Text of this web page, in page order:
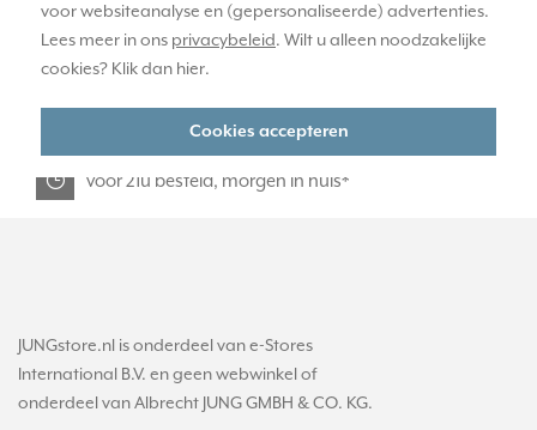
voor websiteanalyse en (gepersonaliseerde) advertenties.
Lees meer in ons privacybeleid. Wilt u alleen noodzakelijke
cookies? Klik dan hier.
Cookies accepteren
365 dagen retourrecht
veilig kopen met kopersbescherming
voor 21u besteld, morgen in huis*
JUNGstore.nl is onderdeel van e-Stores
International B.V. en geen webwinkel of
onderdeel van Albrecht JUNG GMBH & CO. KG.